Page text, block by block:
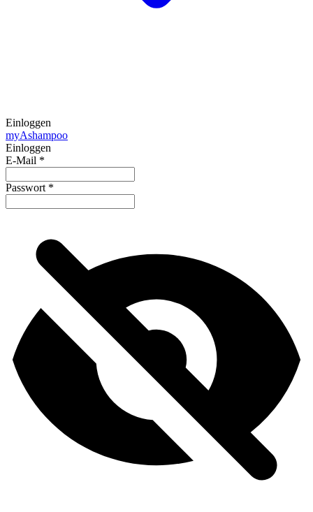
Einloggen
myAshampoo
Einloggen
E-Mail *
Passwort *